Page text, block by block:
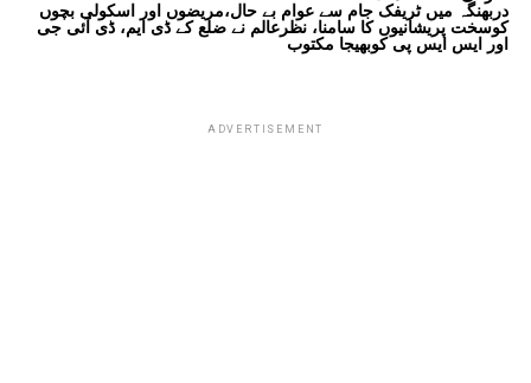
دربھنگہ میں ٹریفک جام سے عوام بے حال،مریضوں اور اسکولی بچوں
کوسخت پریشانیوں کا سامنا، نظرعالم نے ضلع کے ڈی ایم، ڈی آئی جی
اور ایس ایس پی کوبھیجا مکتوب
ADVERTISEMENT